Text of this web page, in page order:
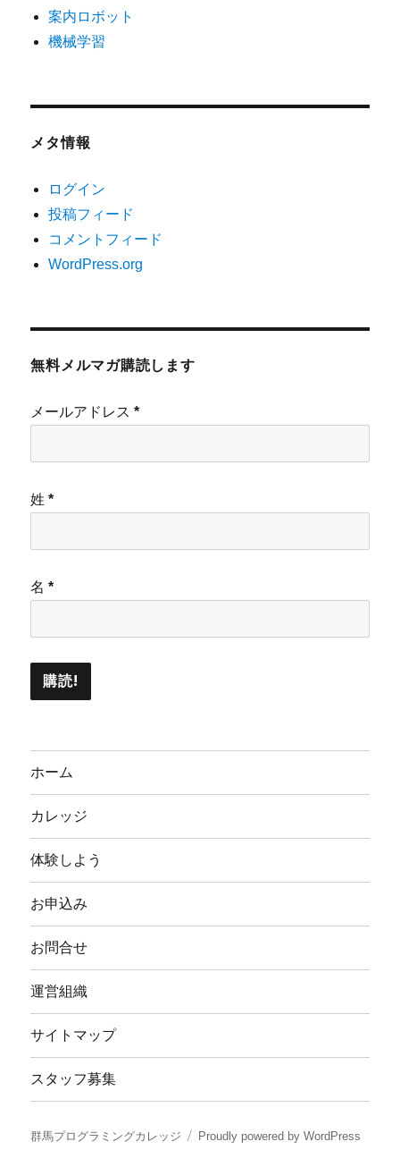
案内ロボット
機械学習
メタ情報
ログイン
投稿フィード
コメントフィード
WordPress.org
無料メルマガ購読します
メールアドレス*
姓*
名*
ホーム
カレッジ
体験しよう
お申込み
お問合せ
運営組織
サイトマップ
スタッフ募集
群馬プログラミングカレッジ Proudly powered by WordPress